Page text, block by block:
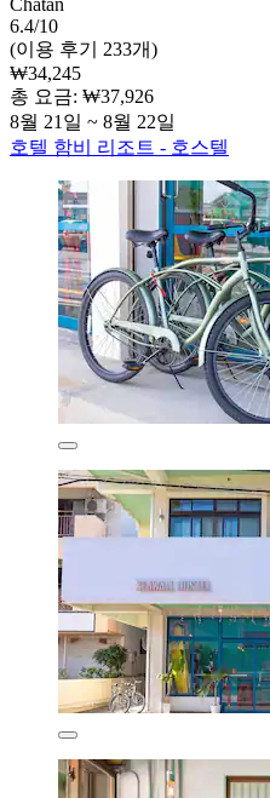
Chatan
6.4/10
(이용 후기 233개)
₩34,245
총 요금: ₩37,926
8월 21일 ~ 8월 22일
호텔 함비 리조트 - 호스텔